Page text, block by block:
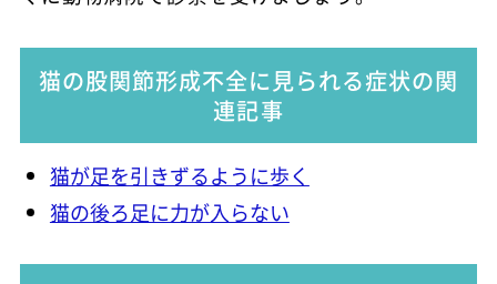
猫の股関節形成不全に見られる症状の関
連記事
猫が足を引きずるように歩く
猫の後ろ足に力が入らない